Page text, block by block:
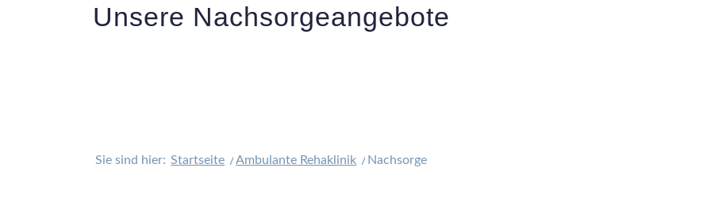
Unsere Nachsorgeangebote
Sie sind hier: Startseite / Ambulante Rehaklinik / Nachsorge